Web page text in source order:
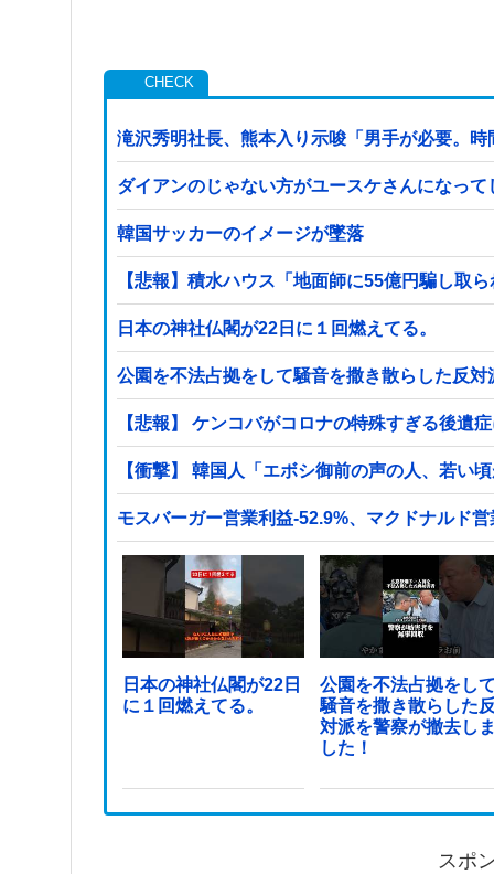
滝沢秀明社長、熊本入り示唆「男手が必要。
ダイアンのじゃない方がユースケさんになっ
韓国サッカーのイメージが墜落
【悲報】積水ハウス「地面師に55億円騙し
日本の神社仏閣が22日に１回燃えてる。
公園を不法占拠をして騒音を撒き散らした反
【悲報】 ケンコバがコロナの特殊すぎる後
【衝撃】 韓国人「エボシ御前の声の人、若い
モスバーガー営業利益-52.9%、マクドナルド
日本の神社仏閣が22日
に１回燃えてる。
公園を不法占拠をし
騒音を撒き散らした
対派を警察が撤去し
した！
スポ